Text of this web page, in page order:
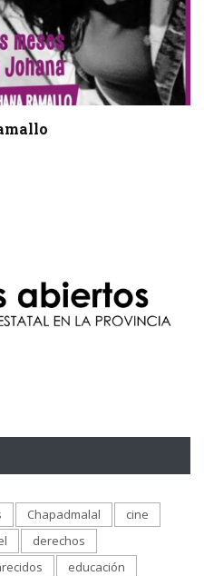
Chapadmalal
cine
derechos
educación